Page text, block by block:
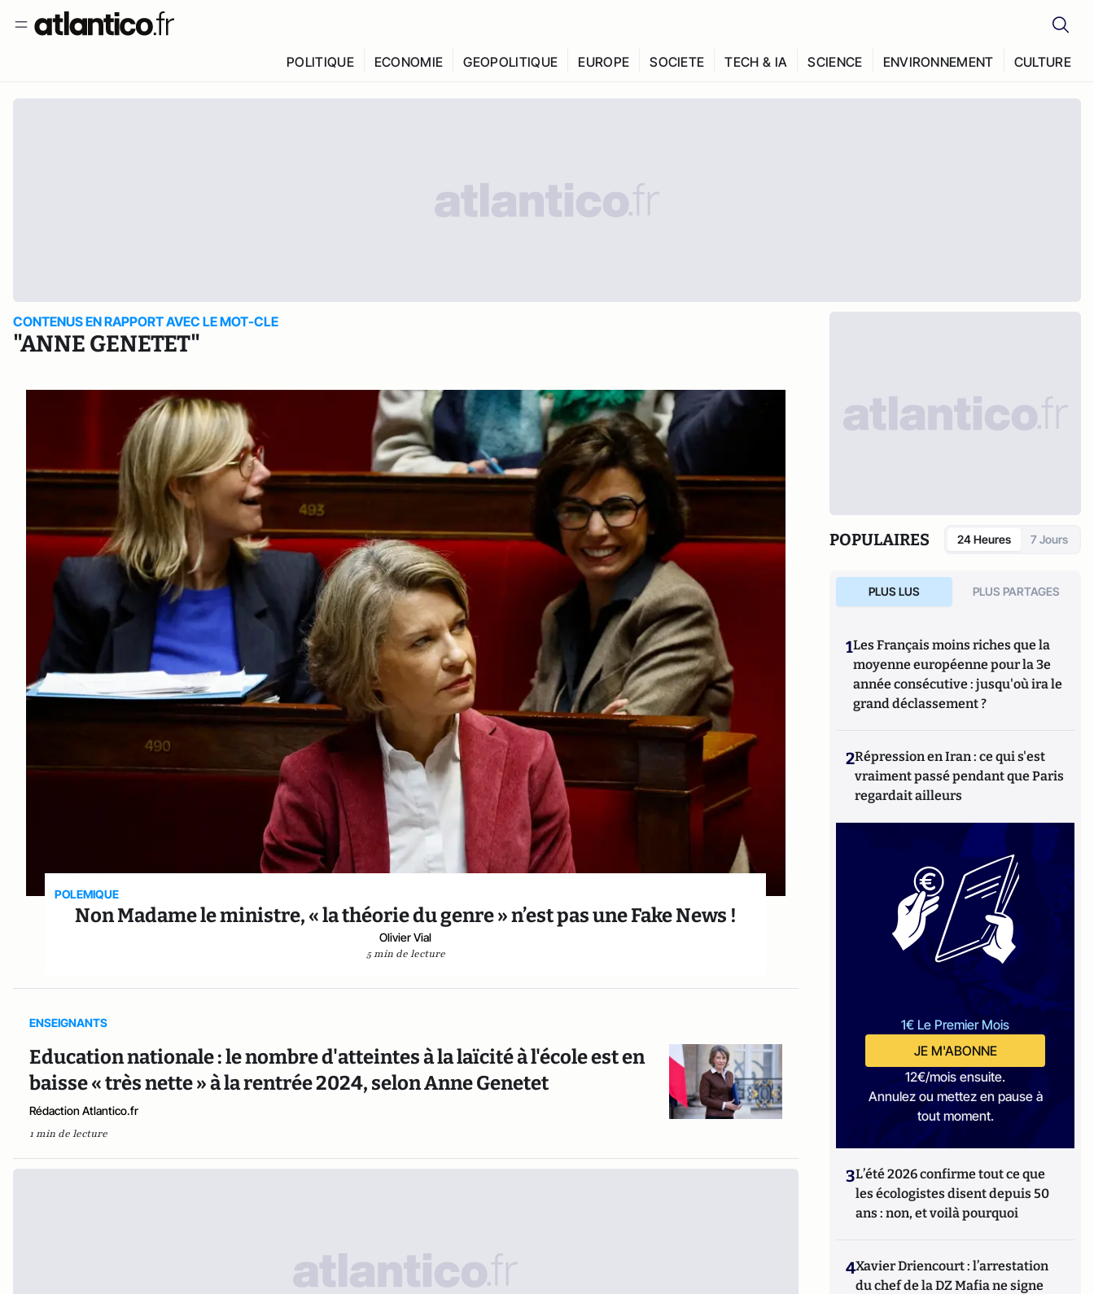
POLITIQUE ECONOMIE GEOPOLITIQUE EUROPE SOCIETE TECH & IA SCIENCE ENVIRONNEMENT CULTURE
CONTENUS EN RAPPORT AVEC LE MOT-CLE
"ANNE GENETET"
POLEMIQUE
Non Madame le ministre, « la théorie du genre » n’est pas une Fake News !
Olivier Vial
5 min de lecture
ENSEIGNANTS
Education nationale : le nombre d'atteintes à la laïcité à l'école est en
baisse « très nette » à la rentrée 2024, selon Anne Genetet
Rédaction Atlantico.fr
1 min de lecture
POPULAIRES 24 Heures 7 Jours
PLUS LUS PLUS PARTAGES
1Les Français moins riches que la
moyenne européenne pour la 3e
année consécutive : jusqu'où ira le
grand déclassement ?
2Répression en Iran : ce qui s'est
vraiment passé pendant que Paris
regardait ailleurs
1€ Le Premier Mois
JE M'ABONNE
12€/mois ensuite.
Annulez ou mettez en pause à
tout moment.
3L’été 2026 confirme tout ce que
les écologistes disent depuis 50
ans : non, et voilà pourquoi
4Xavier Driencourt : l’arrestation
du chef de la DZ Mafia ne signe